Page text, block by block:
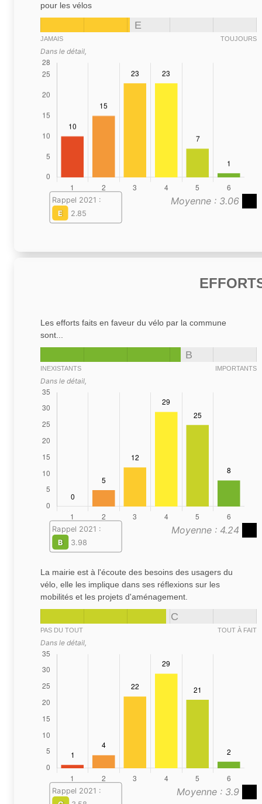
pour les vélos
E
JAMAIS TOUJOURS
Dans le détail,
Moyenne : 3.06
Rappel 2021 :
E
2.85
Les efforts faits en faveur du vélo par la commune
sont...
B
INEXISTANTS IMPORTANTS
Dans le détail,
Moyenne : 4.24
Rappel 2021 :
B
3.98
La mairie est à l'écoute des besoins des usagers du
vélo, elle les implique dans ses réflexions sur les
mobilités et les projets d'aménagement.
C
PAS DU TOUT TOUT À FAIT
Dans le détail,
Moyenne : 3.9
Rappel 2021 :